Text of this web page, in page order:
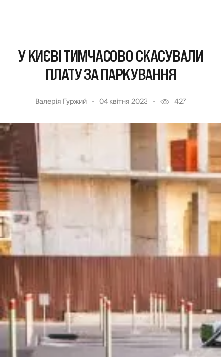
У КИЄВІ ТИМЧАСОВО СКАСУВАЛИ
ПЛАТУ ЗА ПАРКУВАННЯ
Валерія Гуржий 04 квітня 2023 427